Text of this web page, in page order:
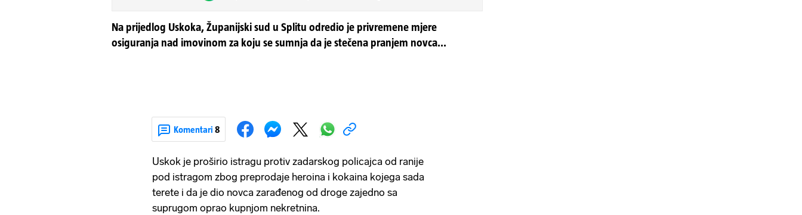
Na prijedlog Uskoka, Županijski sud u Splitu odredio je privremene mjere
osiguranja nad imovinom za koju se sumnja da je stečena pranjem novca...
Komentari 8
Uskok je proširio istragu protiv zadarskog policajca od ranije
pod istragom zbog preprodaje heroina i kokaina kojega sada
terete i da je dio novca zarađenog od droge zajedno sa
suprugom oprao kupnjom nekretnina.